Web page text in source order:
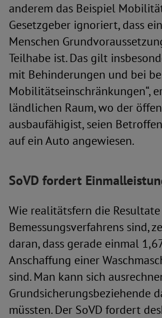
anderem das Beispiel
Gesetzgeber ignoriert, dass
Menschen
Teilhabe ist. Das gilt
mit Behinderungen und bei
Mobilitätseinschränkungen“,
ländlichen Raum, wo der
ausbaufähigist, seien
auf ein Auto angewiesen.
SoVD fordert
Wie realitätsfern die Resultate
Bemessungsverfahrens sind,
daran, dass gerade einmal
Anschaffung einer
sind. Man kann sich
Grundsicherungsbeziehende
müssten. Der SoVD fordert